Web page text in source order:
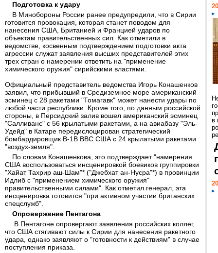
Подготовка к удару
В Минобороны России ранее предупредили, что в Сирии
готовится провокация, которая станет поводом для
нанесения США, Британией и Францией ударов по
объектам правительственных сил. Как отметили в
ведомстве, косвенным подтверждением подготовки акта
агрессии служат заявления высших представителей этих
трех стран о намерении ответить на "применение
химического оружия" сирийскими властями.
Официальный представитель ведомства Игорь Конашенков
заявил, что прибывший в Средиземное море американский
эсминец с 28 ракетами "Томагавк" может нанести удары по
любой части республики. Кроме того, по данным российской
стороны, в Персидский залив вошел американский эсминец
"Салливанс" с 56 крылатыми ракетами, а на авиабазу "Эль-
Удейд" в Катаре передислоцирован стратегический
бомбардировщик В-1В ВВС США с 24 крылатыми ракетами
"воздух-земля".
По словам Конашенкова, это подтверждает "намерения
США воспользоваться инсценировкой боевиков группировки
"Хайат Тахрир аш-Шам"* ("Джебхат ан-Нусра"*) в провинции
Идлиб с "применением химического оружия"
правительственными силами". Как отметил генерал, эта
инсценировка готовится "при активном участии британских
спецслужб".
Опровержение Пентагона
В Пентагоне опровергают заявления российских коллег,
что США стягивают силы к Сирии для нанесения ракетного
удара, однако заявляют о "готовности к действиям" в случае
поступления приказа.
в